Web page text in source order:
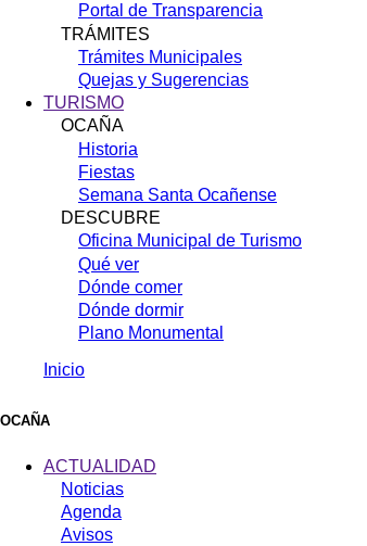
Portal de Transparencia
TRÁMITES
Trámites Municipales
Quejas y Sugerencias
TURISMO
OCAÑA
Historia
Fiestas
Semana Santa Ocañense
DESCUBRE
Oficina Municipal de Turismo
Qué ver
Dónde comer
Dónde dormir
Plano Monumental
enlaces
de
ayuda
Inicio
OCAÑA
ACTUALIDAD
Noticias
Agenda
Avisos